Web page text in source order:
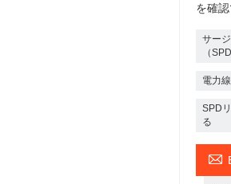
を確認
サー
（
電力
SPD
る
